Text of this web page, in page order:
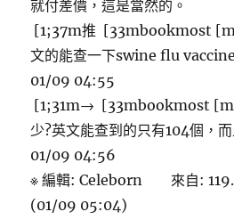
就付差價，這是當然的
[1;37m推 [33mbookmost [m
文的能查一下swine flu
01/09 04:55
[1;31m→ [33mbookmost [m
少?英文能查到的只有104個
01/09 04:56
※ 編輯: Celeborn 來自:
(01/09 05:04)